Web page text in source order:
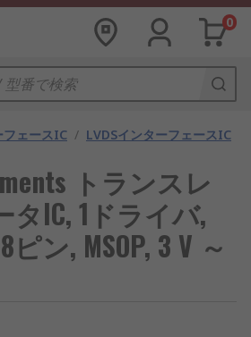
0
フェースIC / LVDSインターフェースIC
トランスレ
タIC, 1ドライバ,
ン, MSOP, 3 V ～